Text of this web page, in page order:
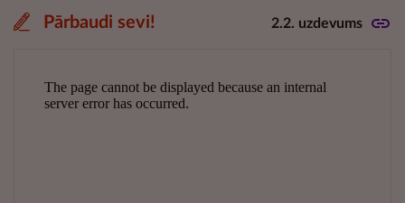
Pārbaudi sevi! 2.2. uzdevums